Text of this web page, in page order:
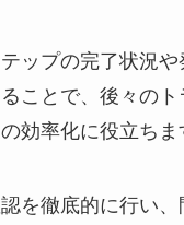
ップの完了状況や
ことで、後々の
効率化に役立ちま
を徹底的に行い、